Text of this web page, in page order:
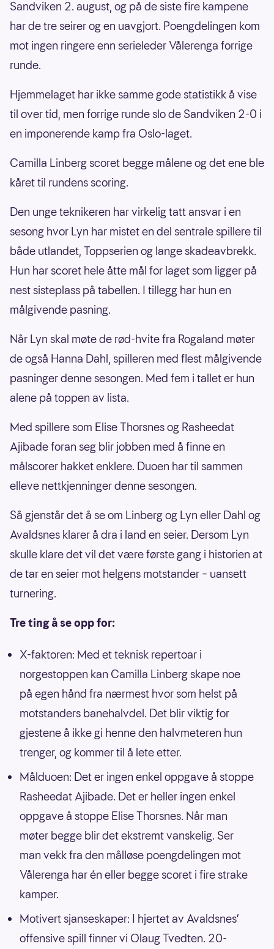
Sandviken 2. august, og på de siste fire kampene
har de tre seirer og en uavgjort. Poengdelingen kom
mot ingen ringere enn serieleder Vålerenga forrige
runde.
Hjemmelaget har ikke samme gode statistikk å vise
til over tid, men forrige runde slo de Sandviken 2-0 i
en imponerende kamp fra Oslo-laget.
Camilla Linberg scoret begge målene og det ene ble
kåret til rundens scoring.
Den unge teknikeren har virkelig tatt ansvar i en
sesong hvor Lyn har mistet en del sentrale spillere til
både utlandet, Toppserien og lange skadeavbrekk.
Hun har scoret hele åtte mål for laget som ligger på
nest sisteplass på tabellen. I tillegg har hun en
målgivende pasning.
Når Lyn skal møte de rød-hvite fra Rogaland møter
de også Hanna Dahl, spilleren med flest målgivende
pasninger denne sesongen. Med fem i tallet er hun
alene på toppen av lista.
Med spillere som Elise Thorsnes og Rasheedat
Ajibade foran seg blir jobben med å finne en
målscorer hakket enklere. Duoen har til sammen
elleve nettkjenninger denne sesongen.
Så gjenstår det å se om Linberg og Lyn eller Dahl og
Avaldsnes klarer å dra i land en seier. Dersom Lyn
skulle klare det vil det være første gang i historien at
de tar en seier mot helgens motstander – uansett
turnering.
Tre ting å se opp for:
X-faktoren: Med et teknisk repertoar i
norgestoppen kan Camilla Linberg skape noe
på egen hånd fra nærmest hvor som helst på
motstanders banehalvdel. Det blir viktig for
gjestene å ikke gi henne den halvmeteren hun
trenger, og kommer til å lete etter.
Målduoen: Det er ingen enkel oppgave å stoppe
Rasheedat Ajibade. Det er heller ingen enkel
oppgave å stoppe Elise Thorsnes. Når man
møter begge blir det ekstremt vanskelig. Ser
man vekk fra den målløse poengdelingen mot
Vålerenga har én eller begge scoret i fire strake
kamper.
Motivert sjanseskaper: I hjertet av Avaldsnes’
offensive spill finner vi Olaug Tvedten. 20-